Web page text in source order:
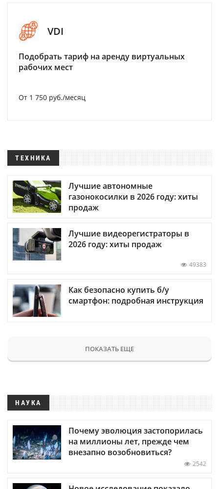
VDI
Подобрать тариф на аренду виртуальных
рабочих мест
От 1 750 руб./месяц
ТЕХНИКА
Лучшие автономные
газонокосилки в 2026 году: хиты
продаж
Лучшие видеорегистраторы в
2026 году: хиты продаж
49383
Как безопасно купить б/у
смартфон: подробная инструкция
ПОКАЗАТЬ ЕЩЕ
НАУКА
Почему эволюция застопорилась
на миллионы лет, прежде чем
внезапно возобновиться?
2542